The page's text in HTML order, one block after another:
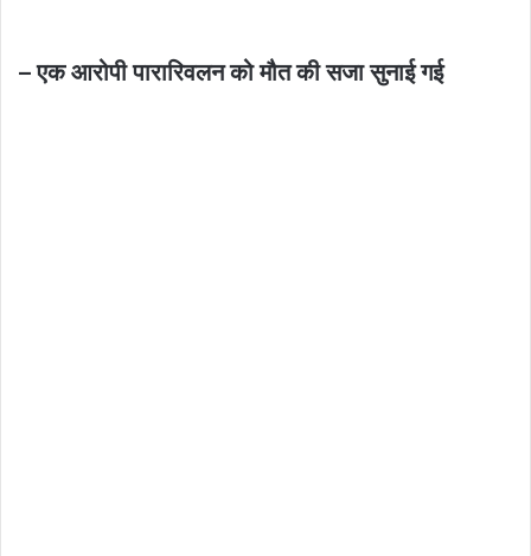
– एक आरोपी पारारिवलन को मौत की सजा सुनाई गई